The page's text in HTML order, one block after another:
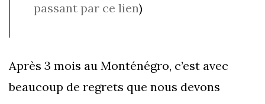
passant par ce lien)
Après 3 mois au Monténégro, c’est avec
beaucoup de regrets que nous devons